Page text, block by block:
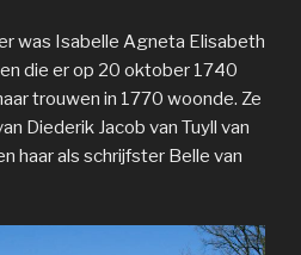
was Isabelle Agneta Elisabeth
die er op 20 oktober 1740
trouwen in 1770 woonde. Ze
Diederik Jacob van Tuyll van
haar als schrijfster Belle van